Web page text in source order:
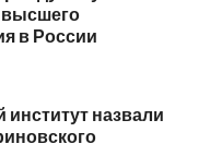
высшего
в России
институт назвали